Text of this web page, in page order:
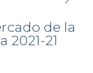
de la
2021-21